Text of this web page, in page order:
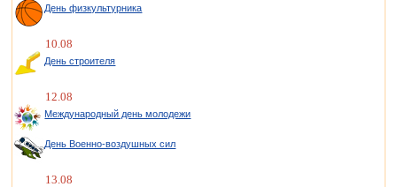
День физкультурника
10.08
День строителя
12.08
Международный день молодежи
День Военно-воздушных сил
13.08